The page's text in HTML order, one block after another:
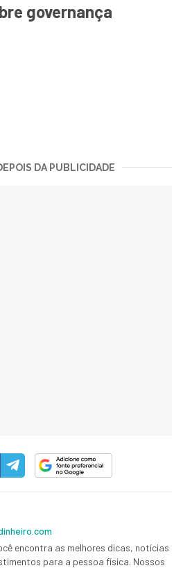
governança
DA PUBLICIDADE
encontra as melhores dicas, notícias
para a pessoa física. Nossos